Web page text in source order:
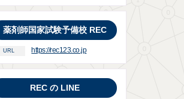
薬剤師国家試験予備校 REC
URL https://rec123.co.jp
REC の LINE